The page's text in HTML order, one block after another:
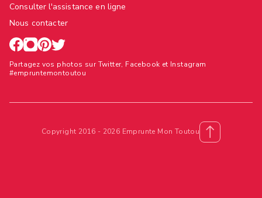
Consulter l'assistance en ligne
Nous contacter
Partagez vos photos sur Twitter, Facebook et Instagram
#empruntemontoutou
Copyright 2016 - 2026 Emprunte Mon Toutou